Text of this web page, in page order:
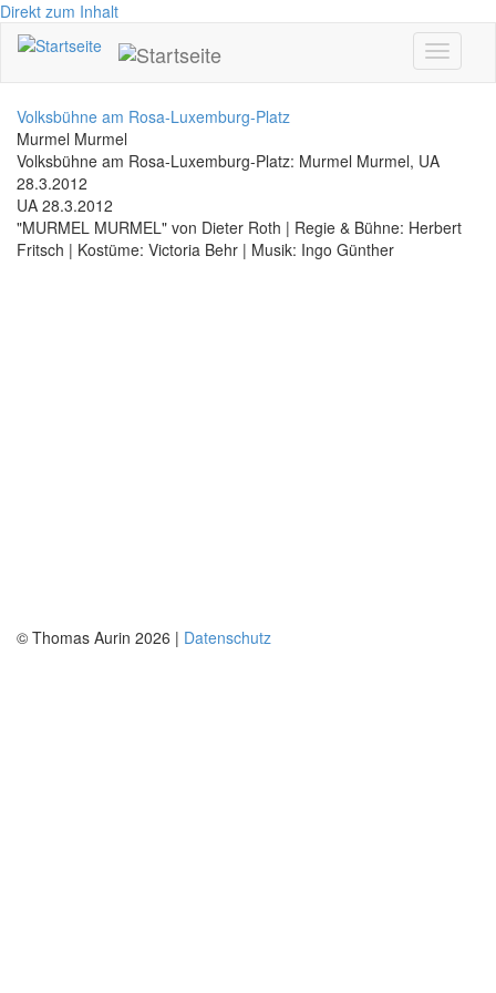
Direkt zum Inhalt
Toggle
Volksbühne am Rosa-Luxemburg-Platz
Murmel Murmel
Volksbühne am Rosa-Luxemburg-Platz: Murmel Murmel, UA
28.3.2012
UA 28.3.2012
"MURMEL MURMEL" von Dieter Roth | Regie & Bühne: Herbert
Fritsch | Kostüme: Victoria Behr | Musik: Ingo Günther
© Thomas Aurin 2026 | Datenschutz